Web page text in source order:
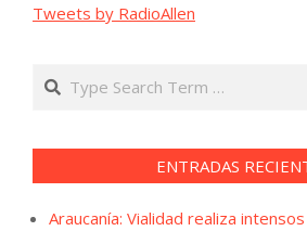
Tweets by RadioAllen
Search
ENTRADAS
Araucanía: Vialidad realiza